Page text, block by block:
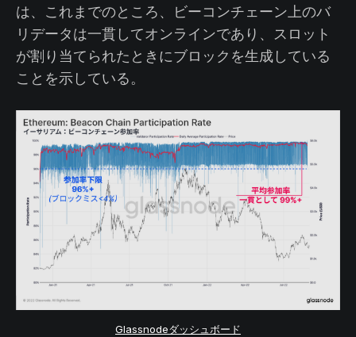
は、これまでのところ、ビーコンチェーン上のバ
リデータは一貫してオンラインであり、スロット
が割り当てられたときにブロックを生成している
ことを示している。
Glassnodeダッシュボード